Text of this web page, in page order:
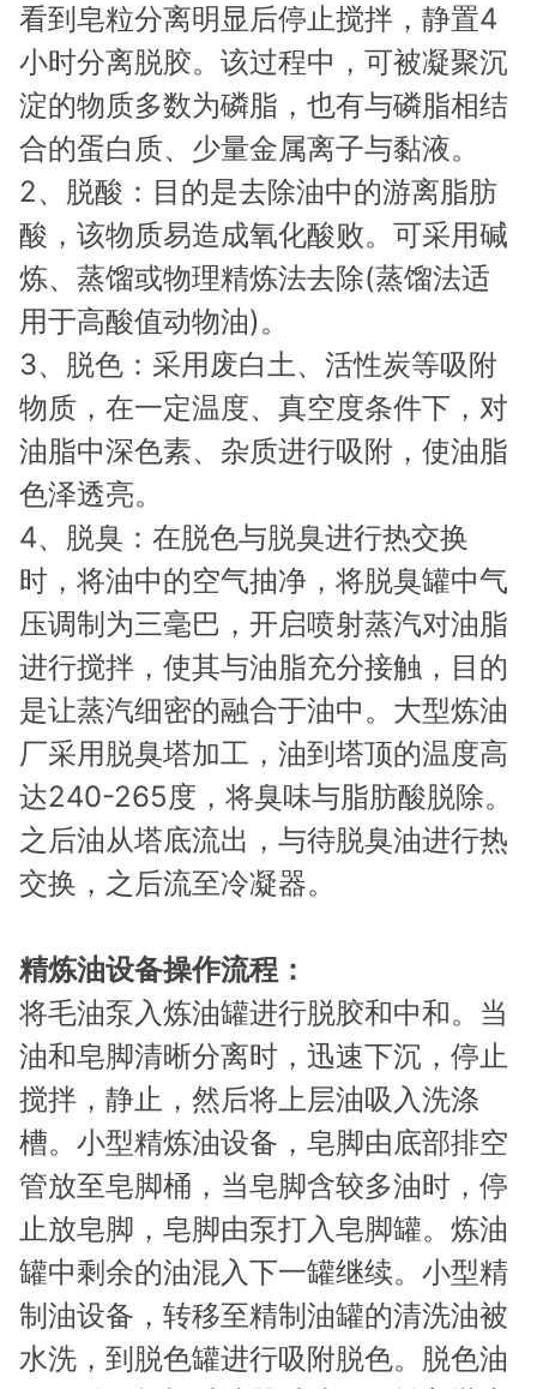
看到皂粒分离明显后停止搅拌，静置4
小时分离脱胶。该过程中，可被凝聚沉
淀的物质多数为磷脂，也有与磷脂相结
合的蛋白质、少量金属离子与黏液。
2、脱酸：目的是去除油中的游离脂肪
酸，该物质易造成氧化酸败。可采用碱
炼、蒸馏或物理精炼法去除(蒸馏法适
用于高酸值动物油)。
3、脱色：采用废白土、活性炭等吸附
物质，在一定温度、真空度条件下，对
油脂中深色素、杂质进行吸附，使油脂
色泽透亮。
4、脱臭：在脱色与脱臭进行热交换
时，将油中的空气抽净，将脱臭罐中气
压调制为三毫巴，开启喷射蒸汽对油脂
进行搅拌，使其与油脂充分接触，目的
是让蒸汽细密的融合于油中。大型炼油
厂采用脱臭塔加工，油到塔顶的温度高
达240-265度，将臭味与脂肪酸脱除。
之后油从塔底流出，与待脱臭油进行热
交换，之后流至冷凝器。
精炼油设备操作流程：
将毛油泵入炼油罐进行脱胶和中和。当
油和皂脚清晰分离时，迅速下沉，停止
搅拌，静止，然后将上层油吸入洗涤
槽。小型精炼油设备，皂脚由底部排空
管放至皂脚桶，当皂脚含较多油时，停
止放皂脚，皂脚由泵打入皂脚罐。炼油
罐中剩余的油混入下一罐继续。小型精
制油设备，转移至精制油罐的清洗油被
水洗，到脱色罐进行吸附脱色。脱色油